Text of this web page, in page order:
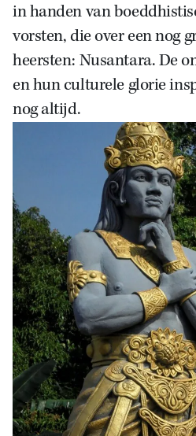
in handen van
vorsten, die over een nog
heersten: Nusantara. De
en hun culturele glorie
nog altijd.